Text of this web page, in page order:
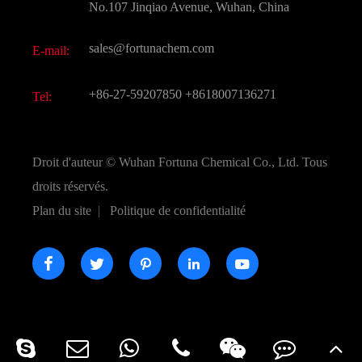
CAS chimiques
No.107 Jinqiao Avenue, Wuhan, China
E-mail: sales@fortunachem.com
Tel: +86-27-59207850 +8618007136271
Droit d'auteur © Wuhan Fortuna Chemical Co., Ltd. Tous
droits réservés.
Plan du site | Politique de confidentialité
    